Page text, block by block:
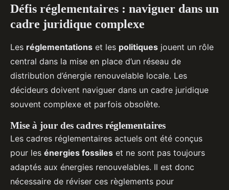
Défis réglementaires : naviguer dans un
cadre juridique complexe
Les réglementations et les politiques jouent un rôle
central dans la mise en place d’un réseau de
distribution d’énergie renouvelable locale. Les
décideurs doivent naviguer dans un cadre juridique
souvent complexe et parfois obsolète.
Mise à jour des cadres réglementaires
Les cadres réglementaires actuels ont été conçus
pour les énergies fossiles et ne sont pas toujours
adaptés aux énergies renouvelables. Il est donc
nécessaire de réviser ces règlements pour